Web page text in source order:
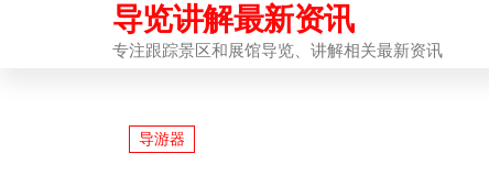
导览讲解最新资讯
专注跟踪景区和展馆导览、讲解相关最新资讯
导游器